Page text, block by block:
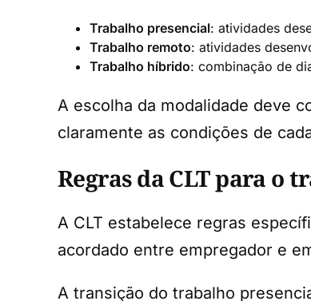
Trabalho presencial: atividades
Trabalho remoto: atividades
Trabalho híbrido: combinação de
A escolha da modalidade deve
claramente as condições de
Regras da CLT para o
A CLT estabelece regras
acordado entre empregador e
A transição do trabalho